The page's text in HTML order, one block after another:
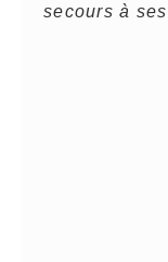
secours à